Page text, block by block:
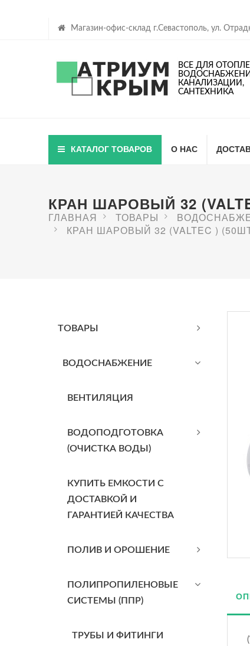
Магазин-офис-склад г.Севастополь, ул.
ВСЕ ДЛЯ
КАНАЛИЗАЦИИ,
САНТЕХНИКА
КАТАЛОГ ТОВАРОВ О НАС
КРАН ШАРОВЫЙ 32
ГЛАВНАЯ ТОВАРЫ
КРАН ШАРОВЫЙ 32 (VALTEC )
ТОВАРЫ
BОДОСНАБЖЕНИЕ
ВЕНТИЛЯЦИЯ
ВОДОПОДГОТОВКА
(ОЧИСТКА ВОДЫ)
КУПИТЬ ЕМКОСТИ С
ДОСТАВКОЙ И
ГАРАНТИЕЙ КАЧЕСТВА
ПОЛИВ И ОРОШЕНИЕ
ПОЛИПРОПИЛЕНОВЫЕ
СИСТЕМЫ (ППР)
ТРУБЫ И ФИТИНГИ